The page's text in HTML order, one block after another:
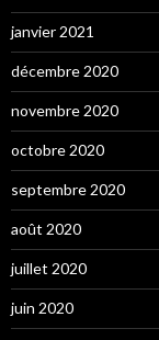
janvier 2021
décembre 2020
novembre 2020
octobre 2020
septembre 2020
août 2020
juillet 2020
juin 2020